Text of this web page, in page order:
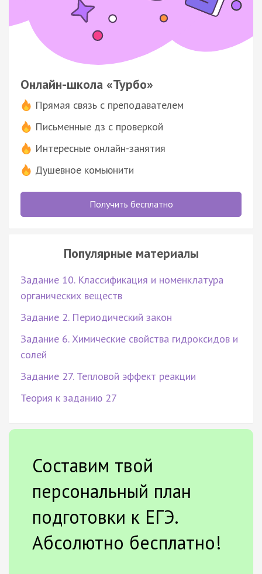
Онлайн-школа «Турбо»
Прямая связь с преподавателем
Письменные дз с проверкой
Интересные онлайн-занятия
Душевное комьюнити
Получить бесплатно
Популярные материалы
Задание 10. Классификация и номенклатура
органических веществ
Задание 2. Периодический закон
Задание 6. Химические свойства гидроксидов и
солей
Задание 27. Тепловой эффект реакции
Теория к заданию 27
Составим твой
персональный план
подготовки к ЕГЭ.
Абсолютно бесплатно!